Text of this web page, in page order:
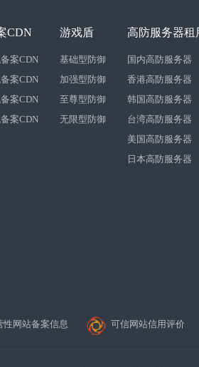
CDN
案CDN
案CDN
案CDN
案CDN
游戏盾
基础型防御
加强型防御
至尊型防御
无限型防御
高防服务器租
国内高防服务器
香港高防服务器
韩国高防服务器
台湾高防服务器
美国高防服务器
日本高防服务器
性网站备案信息 可信网站信用评价